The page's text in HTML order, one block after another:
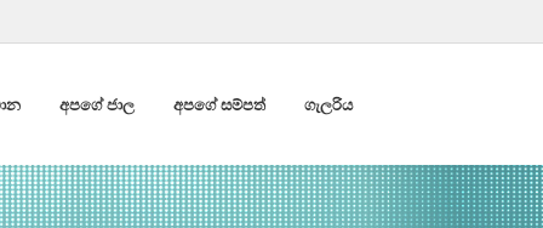
අපගේ ජාල අපගේ සම්පත් ගැලරිය